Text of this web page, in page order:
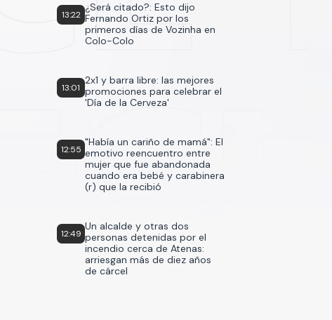
13:22
¿Será citado?: Esto dijo
Fernando Ortiz por los
primeros días de Vozinha en
Colo-Colo
13:01
2x1 y barra libre: las mejores
promociones para celebrar el
'Día de la Cerveza'
12:55
"Había un cariño de mamá": El
emotivo reencuentro entre
mujer que fue abandonada
cuando era bebé y carabinera
(r) que la recibió
12:49
Un alcalde y otras dos
personas detenidas por el
incendio cerca de Atenas:
arriesgan más de diez años
de cárcel